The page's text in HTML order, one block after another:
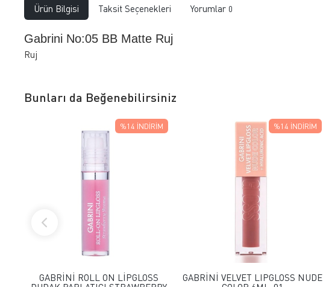
Ürün Bilgisi Taksit Seçenekleri Yorumlar 0
Gabrini No:05 BB Matte Ruj
Ruj
Bunları da Beğenebilirsiniz
FAVORILERE EKLE
SEPETE EKLE
GABRİNİ ROLL ON LİPGLOSS
%14 İNDIRIM
FAVORILERE EKLE
GABRİNİ VELVET LIPGLOSS NUDE
%14 İNDIRIM